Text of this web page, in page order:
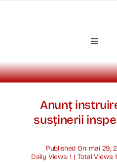
Toggle
Acasă
Anunț
susținerii
Published On: mai 29,
Daily Views: 1 | Total Views: